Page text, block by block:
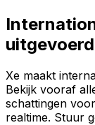
uitgevoerd
Xe maakt
Bekijk vooraf
schattingen
realtime. Stuur